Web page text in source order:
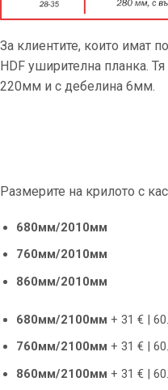
За клиентите, които имат
HDF уширителна планка.
220мм и с дебелина 6мм.
Размерите на крилото с
680мм/2010мм
760мм/2010мм
860мм/2010мм
680мм/2100мм + 31 € |
760мм/2100мм + 31 € |
860мм/2100мм + 31 € |